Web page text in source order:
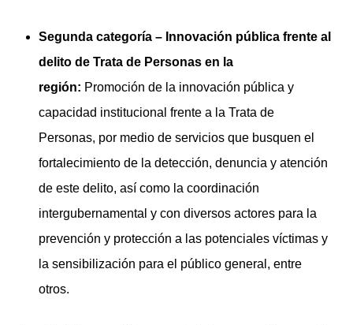
Segunda categoría – Innovación pública frente al
delito de Trata de Personas en la
región: Promoción de la innovación pública y
capacidad institucional frente a la Trata de
Personas, por medio de servicios que busquen el
fortalecimiento de la detección, denuncia y atención
de este delito, así como la coordinación
intergubernamental y con diversos actores para la
prevención y protección a las potenciales víctimas y
la sensibilización para el público general, entre
otros.